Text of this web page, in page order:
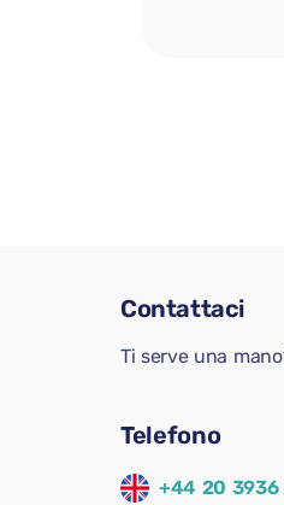
Contattaci
Ti serve una
Telefono
+44 20 3936